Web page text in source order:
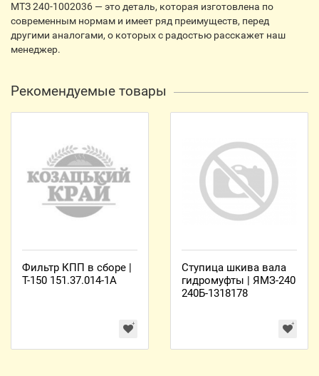
МТЗ 240-1002036 — это деталь, которая изготовлена по
современным нормам и имеет ряд преимуществ, перед
другими аналогами, о которых с радостью расскажет наш
менеджер.
Рекомендуемые товары
Фильтр КПП в сборе |
Т-150 151.37.014-1А
Ступица шкива вала
гидромуфты | ЯМЗ-240
240Б-1318178